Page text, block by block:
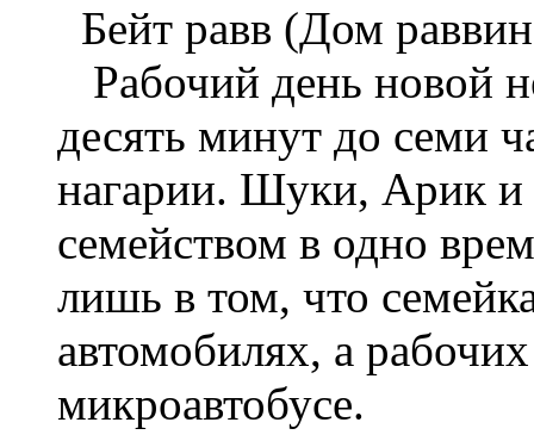
Бейт равв (Дом
Рабочий день новой
десять минут до семи
нагарии. Шуки, Арик и
семейством в одно
лишь в том, что
автомобилях, а
микроавтобусе.